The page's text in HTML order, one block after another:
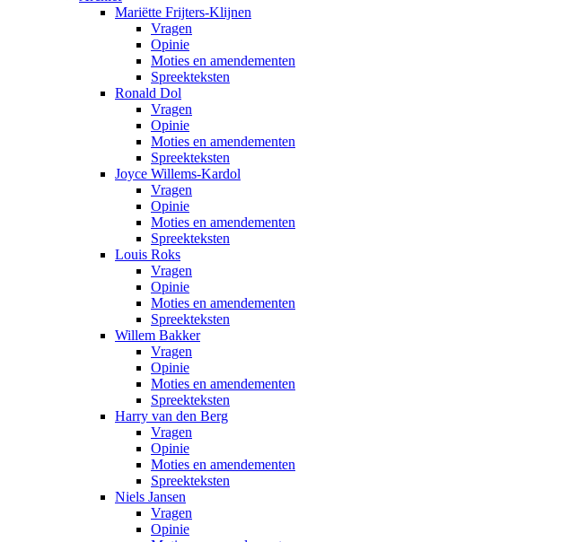
Mariëtte Frijters-Klijnen
Vragen
Opinie
Moties en amendementen
Spreekteksten
Ronald Dol
Vragen
Opinie
Moties en amendementen
Spreekteksten
Joyce Willems-Kardol
Vragen
Opinie
Moties en amendementen
Spreekteksten
Louis Roks
Vragen
Opinie
Moties en amendementen
Spreekteksten
Willem Bakker
Vragen
Opinie
Moties en amendementen
Spreekteksten
Harry van den Berg
Vragen
Opinie
Moties en amendementen
Spreekteksten
Niels Jansen
Vragen
Opinie